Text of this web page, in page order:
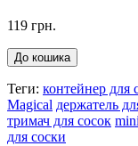
119 грн.
До кошика
Теги: контейнер для
Magical держатель
тримач для сосок
для соски